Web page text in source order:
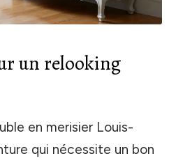
un relooking
en merisier Louis-
qui nécessite un bon